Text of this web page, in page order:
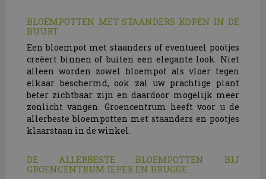
BLOEMPOTTEN MET STAANDERS KOPEN IN DE
BUURT
Een bloempot met staanders of eventueel pootjes
creëert binnen of buiten een elegante look. Niet
alleen worden zowel bloempot als vloer tegen
elkaar beschermd, ook zal uw prachtige plant
beter zichtbaar zijn en daardoor mogelijk meer
zonlicht vangen. Groencentrum heeft voor u de
allerbeste bloempotten met staanders en pootjes
klaarstaan in de winkel.
DE ALLERBESTE BLOEMPOTTEN BIJ
GROENCENTRUM IEPER EN BRUGGE